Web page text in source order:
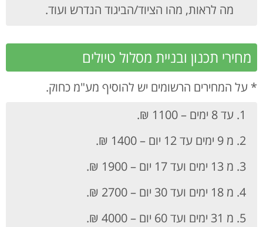
מה לראות, מהו הציוד/הביגוד הנדרש ועוד.
מחירי תכנון ובניית מסלול טיולים
* על המחירים הרשומים יש להוסיף מע"מ כחוק.
עד 8 ימים – 1100 ₪.
מ 9 ימים עד 12 יום – 1400 ₪.
מ 13 ימים ועד 17 יום – 1900 ₪.
מ 18 ימים ועד 30 יום – 2700 ₪.
מ 31 ימים ועד 60 יום – 4000 ₪.